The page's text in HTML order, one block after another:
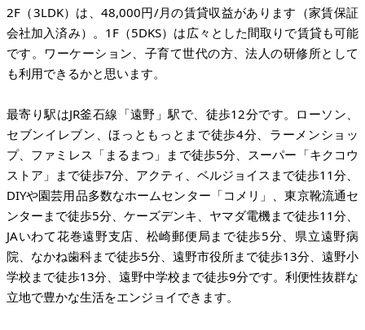
2F（3LDK）は、48,000円/月の賃貸収益があります（家賃保証
会社加入済み）。1F（5DKS）は広々とした間取りで賃貸も可能
です。ワーケーション、子育て世代の方、法人の研修所として
も利用できるかと思います。
最寄り駅はJR釜石線「遠野」駅で、徒歩12分です。ローソン、
セブンイレブン、ほっともっとまで徒歩4分、ラーメンショッ
プ、ファミレス「まるまつ」まで徒歩5分、スーパー「キクコウ
ストア」まで徒歩7分、アクティ、ベルジョイスまで徒歩11分、
DIYや園芸用品多数なホームセンター「コメリ」、東京靴流通セ
ンターまで徒歩5分、ケーズデンキ、ヤマダ電機まで徒歩11分、
JAいわて花巻遠野支店、松崎郵便局まで徒歩5分、県立遠野病
院、なかね歯科まで徒歩5分、遠野市役所まで徒歩13分、遠野小
学校まで徒歩13分、遠野中学校まで徒歩9分です。利便性抜群な
立地で豊かな生活をエンジョイできます。